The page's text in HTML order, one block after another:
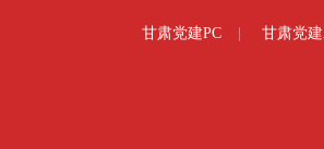
甘肃党建PC 甘肃党